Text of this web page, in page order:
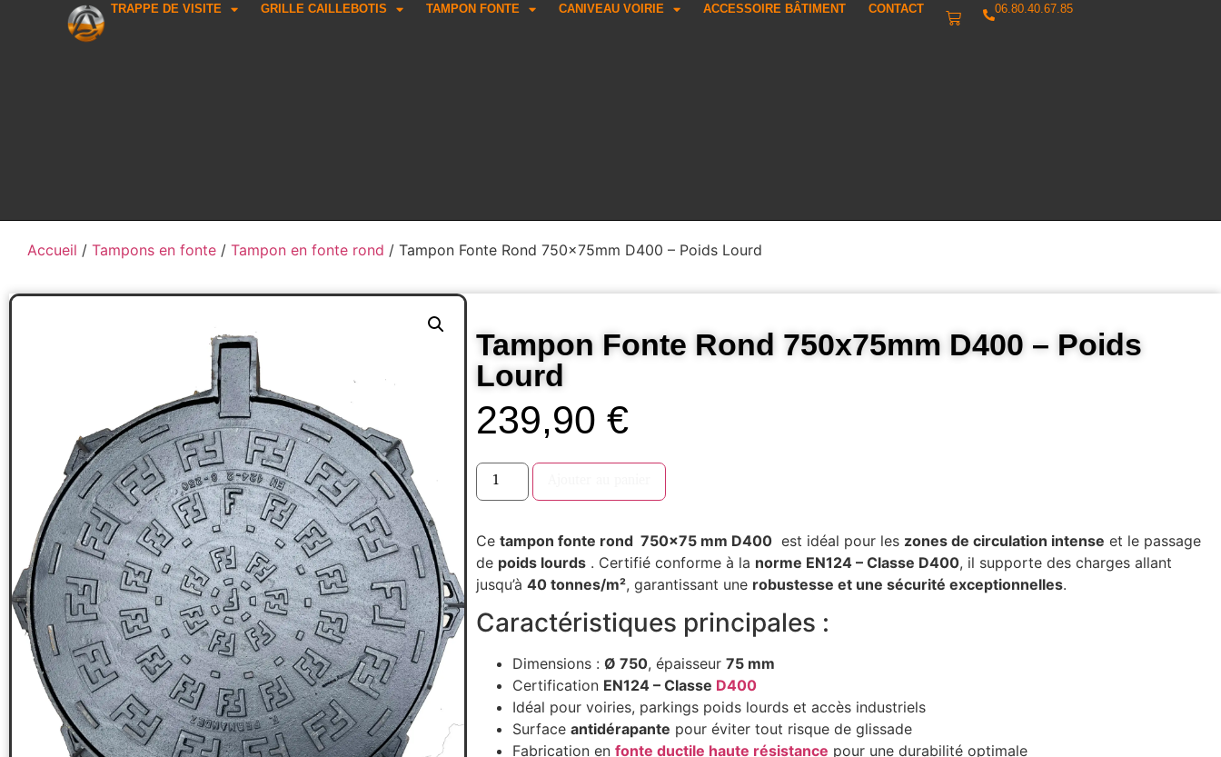
TRAPPE DE VISITE GRILLE CAILLEBOTIS TAMPON FONTE CANIVEAU VOIRIE ACCESSOIRE BÂTIMENT CONTACT 06.80.40.67.85
Accueil / Tampons en fonte / Tampon en fonte rond / Tampon Fonte Rond 750x75mm D400 – Poids Lourd
Tampon Fonte Rond 750x75mm D400 – Poids
Lourd
239,90 €
Ce tampon fonte rond 750×75 mm D400️ est idéal pour les zones de circulation intense et le passage
de poids lourds. Certifié conforme à la norme EN124 – Classe D400, il supporte des charges allant
jusqu’à 40 tonnes/m², garantissant une robustesse et une sécurité exceptionnelles.
Caractéristiques principales :
Dimensions : Ø 750, épaisseur 75 mm
Certification EN124 – Classe D400
Idéal pour voiries, parkings poids lourds et accès industriels
Surface antidérapante pour éviter tout risque de glissade
Fabrication en fonte ductile haute résistance pour une durabilité optimale